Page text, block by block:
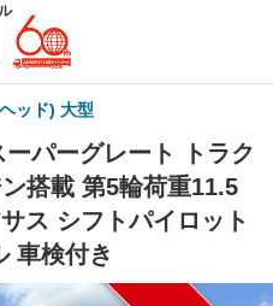
ッド) 大型
ーパーグレート トラク
搭載 第5輪荷重11.5
ス シフトパイロット
車検付き